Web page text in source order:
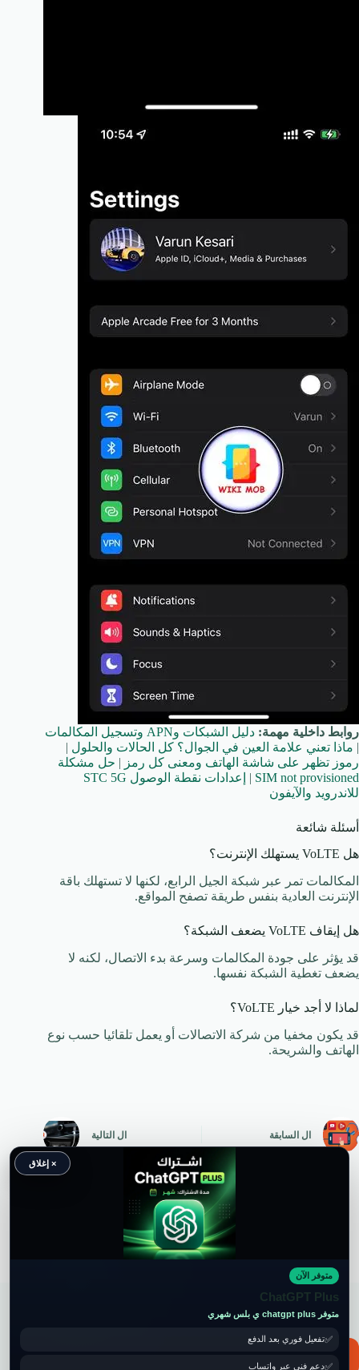
روابط داخلية مهمة: دليل الشبكات وAPN وتسجيل المكالمات
| ماذا تعني علامة العين في الجوال؟ كل الحالات والحلول |
رموز تظهر على شاشة الهاتف ومعنى كل رمز | حل مشكلة
SIM not provisioned
|
إعدادات نقطة الوصول STC 5G
للاندرويد والآيفون
أسئلة شائعة
هل VoLTE يستهلك الإنترنت؟
المكالمات تمر عبر شبكة الجيل الرابع، لكنها لا تستهلك باقة
الإنترنت العادية بنفس طريقة تصفح المواقع.
هل إيقاف VoLTE يضعف الشبكة؟
قد يؤثر على جودة المكالمات وسرعة بدء الاتصال، لكنه لا
يضعف تغطية الشبكة نفسها.
لماذا لا أجد خيار VoLTE؟
قد يكون مخفيا من شركة الاتصالات أو يعمل تلقائيا حسب نوع
الهاتف والشريحة.
ال السابقة ال التالية
حقوق النشر محفوظة لموقع ويكي موب
× إغلاق
متوفر الآن
ChatGPT Plus
متوفر chatgpt plus ي بلس شهري
تفعيل فوري بعد الدفع
دعم فني عبر واتساب